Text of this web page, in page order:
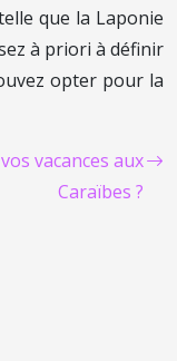
que la Laponie
à priori à définir
opter pour la
vacances aux
Caraïbes ?